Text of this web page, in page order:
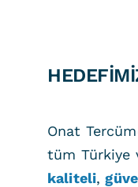
Onat
tüm Türkiye
kaliteli,